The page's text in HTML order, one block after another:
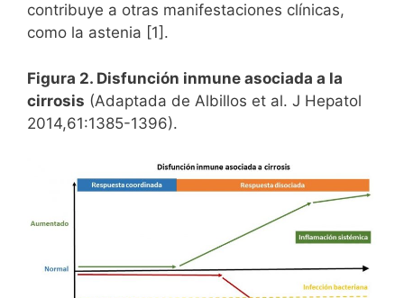
contribuye a otras manifestaciones clínicas,
como la astenia [1].
Figura 2. Disfunción inmune asociada a la
cirrosis (Adaptada de Albillos et al. J Hepatol
2014,61:1385-1396).